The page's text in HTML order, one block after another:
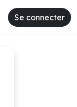
Se connecter